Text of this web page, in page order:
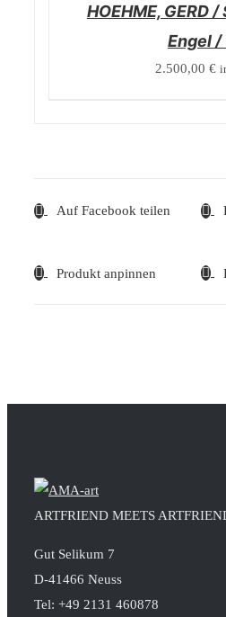
HOEHME, GERD
Engel /
2.500,00€
Auf Facebook teilen
Produkt anpinnen
ARTFRIEND MEETS
Gut Selikum 7
D-41466 Neuss
Tel: +49 2131 460878